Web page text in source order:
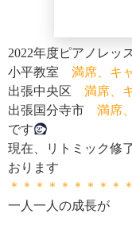
2022年度ピアノレッ
小平教室 満席、キ
出張中央区 満席、
出張国分寺市 満席
です
現在、リトミック修
おります
＊＊＊＊＊＊＊＊＊
一人一人の成長が